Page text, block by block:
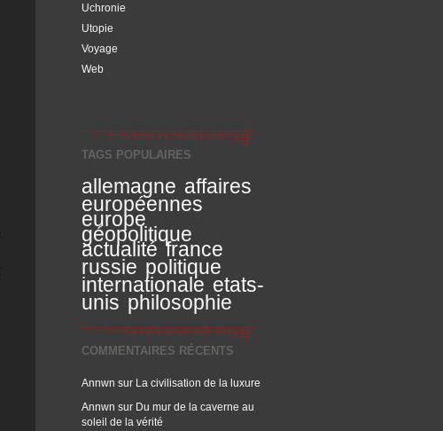
Uchronie
Utopie
Voyage
Web
TAGS POPULAIRES
allemagne affaires
européennes
europe
géopolitique
actualité france
russie politique
internationale etats-
unis philosophie
COMMENTAIRES RÉCENTS
Annwn sur La civilisation de la luxure
Annwn sur Du mur de la caverne au
soleil de la vérité